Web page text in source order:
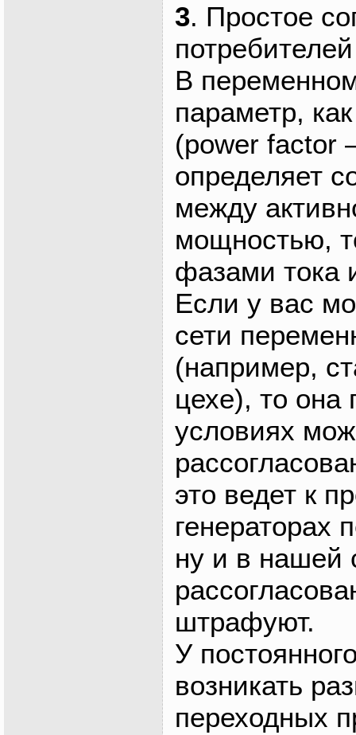
3. Простое
В
параметр,
(power
определяет
между
мощностью,
фазами тока
Если у вас
сети
(например,
цехе), то она
условиях
это ведет к
генераторах
ну и в нашей
штрафуют.
У
возникать
переходных